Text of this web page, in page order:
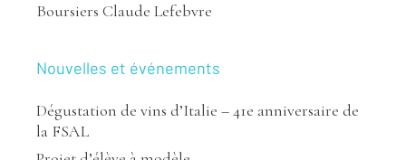
Boursiers Claude Lefebvre
Nouvelles et événements
Dégustation de vins d’Italie – 41e anniversaire de
la FSAL